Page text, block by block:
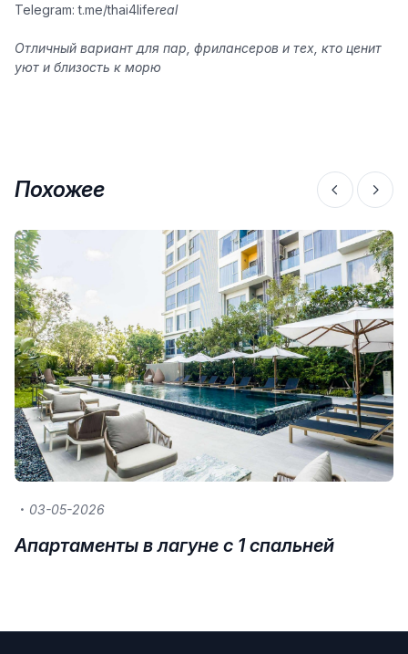
Telegram: t.me/thai4lifereal
Отличный вариант для пар, фрилансеров и тех, кто ценит
уют и близость к морю
Похожее
03-05-2026
Апартаменты в лагуне с 1 спальней